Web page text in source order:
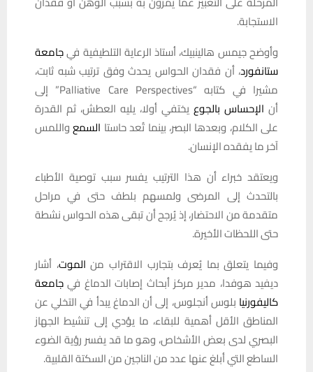
الاستجابة.
وأوضح جيمس هالينبيك، أستاذ الرعاية التلطيفية فيجامعة
ستانفورد، أن فقدان الحواس يحدث وفق ترتيب شبه ثابت،
مشيرا في كتابه “Palliative Care Perspectives” إلى
أن الإحساس بالجوع يختفي أولا، يليه العطش، ثم القدرة
على الكلام، وبعدها البصر، بينما تُعد حاستا السمعواللمس
آخر ما يفقده الإنسان.
ويعتقد خبراء أن هذا الترتيب يفسر سبب توصية الأطباء
بالتحدث إلى المرضى ولمسهم بلطف حتى في مراحل
متقدمة من الاحتضار، إذ يُرجح أن تبقى هذه الحواس نشطة
حتى اللحظات الأخيرة.
وفيما يتعلق بما يُعرف بتجارب الاقتراب من الموت، أشار
ديفيد هوفدا، مدير مركز أبحاث إصابات الدماغ فيجامعة
كاليفورنيا بلوس أنجلوس، إلى أن الدماغ يبدأ في التخلي عن
المناطق الأقل أهمية للبقاء، ما يؤدي إلى تنشيط الجهاز
البصري لدى بعض الأشخاص، وهو ما قد يفسر رؤية الضوء
الساطع التي أبلغ عنها عدد من الناجين من السكتة القلبية.